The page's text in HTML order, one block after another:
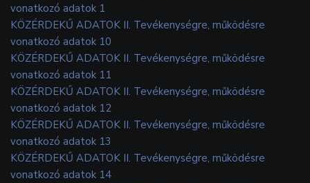
vonatkozó adatok 1
KÖZÉRDEKŰ ADATOK II. Tevékenységre, működésre
vonatkozó adatok 10
KÖZÉRDEKŰ ADATOK II. Tevékenységre, működésre
vonatkozó adatok 11
KÖZÉRDEKŰ ADATOK II. Tevékenységre, működésre
vonatkozó adatok 12
KÖZÉRDEKŰ ADATOK II. Tevékenységre, működésre
vonatkozó adatok 13
KÖZÉRDEKŰ ADATOK II. Tevékenységre, működésre
vonatkozó adatok 14